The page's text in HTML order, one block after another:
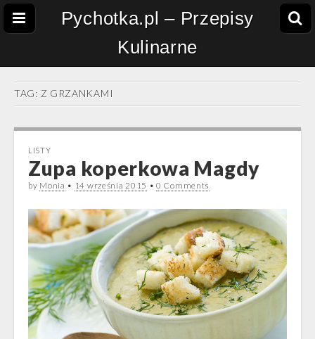
Pychotka.pl – Przepisy
Kulinarne
TAG: Z GRZANKAMI
LISTY
Zupa koperkowa Magdy
by Monia • 14 września 2015 •0 Comments